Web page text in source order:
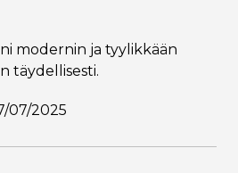
modernin ja tyylikkään
täydellisesti.
07/2025